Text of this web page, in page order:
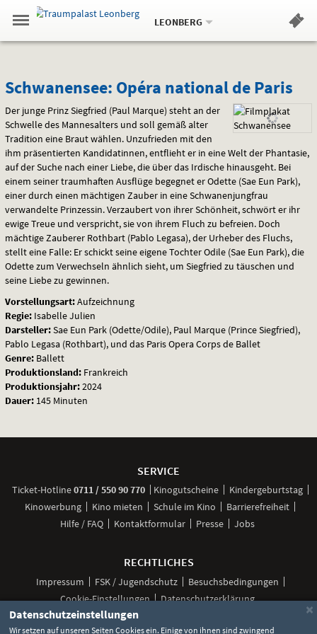
Springe
zum
,zum
.
Navigation
Gehe
zur
Standortauswahl
Standort:
LEONBERG.
Hinweis
Schwanensee:
Opéra
national
de
Paris
Schwanensee: Opéra national de Paris
Der junge Prinz Siegfried (Paul Marque) steht an der
Schwelle des Mannesalters und soll gemäß alter
Tradition eine Braut wählen. Unzufrieden mit den
ihm präsentierten Kandidatinnen, entflieht er in eine Welt der Phantasie,
auf der Suche nach einer Liebe, die über das Irdische hinausgeht. Bei
einem seiner traumhaften Ausflüge begegnet er Odette (Sae Eun Park),
einer durch einen mächtigen Zauber in eine Schwanenjungfrau
verwandelte Prinzessin. Verzaubert von ihrer Schönheit, schwört er ihr
ewige Treue und verspricht, sie von ihrem Fluch zu befreien. Doch
mächtige Zauberer Rothbart (Pablo Legasa), der Urheber des Fluchs,
stellt eine Falle: Er schickt seine eigene Tochter Odile (Sae Eun Park), die
Odette zum Verwechseln ähnlich sieht, um Siegfried zu täuschen und
seine Liebe zu gewinnen.
Vorstellungsart:Aufzeichnung
Regie: Isabelle Julien
Darsteller:Sae Eun Park (Odette/Odile), Paul Marque (Prince Siegfried),
Pablo Legasa (Rothbart), und das Paris Opera Corps de Ballet
Genre: Ballett
Produktionsland: Frankreich
Produktionsjahr:2024
Dauer: 145 Minuten
SERVICE
Ticket-Hotline0711 / 550 90 770anrufen
Kinogutscheine
Kindergeburtstag
Kinowerbung
Kino mieten Schule im Kino
Barrierefreiheit
Hilfe / FAQ
Kontaktformular Presse Jobs
RECHTLICHES
Impressum FSK / Jugendschutz
Besuchsbedingungen
Cookie-Einstellungen
Datenschutzerklärung
×
Datenschutzeinstellungen
Wir setzen auf unseren Seiten Cookies ein. Einige von ihnen sind zwingend